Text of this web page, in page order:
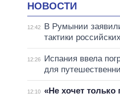
НОВОСТИ
12:42
В Румынии
тактики
12:26
Испания ввела
для
12:10 «Не хочет только